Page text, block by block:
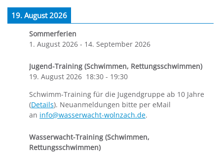
19. August 2026
Sommerferien
1. August 2026 - 14. September 2026
Jugend-Training (Schwimmen, Rettungsschwimmen)
19. August 2026 18:30 - 19:30
Schwimm-Training für die Jugendgruppe ab 10 Jahre
(Details). Neuanmeldungen bitte per eMail
an info@wasserwacht-wolnzach.de.
Wasserwacht-Training (Schwimmen,
Rettungsschwimmen)